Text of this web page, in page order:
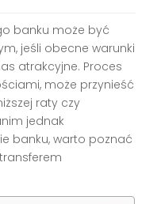
banku może być
jeśli obecne warunki
atrakcyjne. Proces
może przynieść
raty czy
jednak
banku, warto poznać